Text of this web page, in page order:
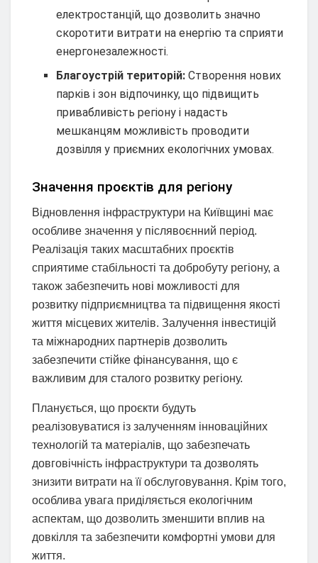
електростанцій, що дозволить значно
скоротити витрати на енергію та сприяти
енергонезалежності.
Благоустрій територій: Створення нових
парків і зон відпочинку, що підвищить
привабливість регіону і надасть
мешканцям можливість проводити
дозвілля у приємних екологічних умовах.
Значення проєктів для регіону
Відновлення інфраструктури на Київщині має
особливе значення у післявоєнний період.
Реалізація таких масштабних проєктів
сприятиме стабільності та добробуту регіону, а
також забезпечить нові можливості для
розвитку підприємництва та підвищення якості
життя місцевих жителів. Залучення інвестицій
та міжнародних партнерів дозволить
забезпечити стійке фінансування, що є
важливим для сталого розвитку регіону.
Планується, що проєкти будуть
реалізовуватися із залученням інноваційних
технологій та матеріалів, що забезпечать
довговічність інфраструктури та дозволять
знизити витрати на її обслуговування. Крім того,
особлива увага приділяється екологічним
аспектам, що дозволить зменшити вплив на
довкілля та забезпечити комфортні умови для
життя.